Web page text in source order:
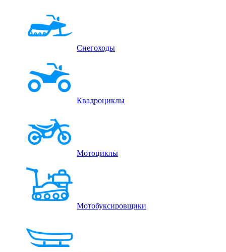
Снегоходы
Квадроциклы
Мотоциклы
Мотобуксировщики